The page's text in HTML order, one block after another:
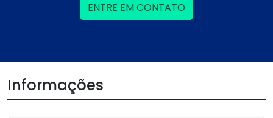
ENTRE EM CONTATO
Informações